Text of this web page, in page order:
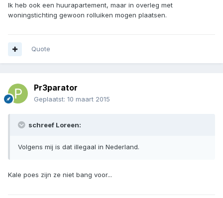
Ik heb ook een huurapartement, maar in overleg met
woningstichting gewoon rolluiken mogen plaatsen.
Quote
Pr3parator
Geplaatst: 10 maart 2015
schreef Loreen:
Volgens mij is dat illegaal in Nederland.
Kale poes zijn ze niet bang voor...